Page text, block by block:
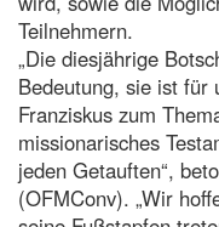
Teilnehmern.
„Die diesjährige
Bedeutung, sie ist für
Franziskus zum
missionarisches
jeden Getauften“,
(OFMConv). „Wir